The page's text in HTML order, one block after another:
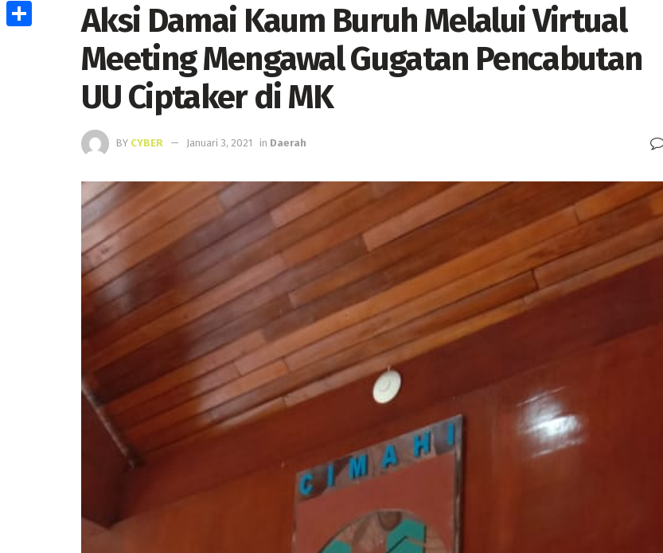
Aksi Damai Kaum Buruh Melalui Virtual
Meeting Mengawal Gugatan Pencabutan
UU Ciptaker di MK
BY CYBER Januari 3, 2021 in Daerah
Messenger